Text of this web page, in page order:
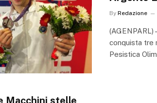
Macchini stelle
By Redazione
(AGENPARL)
conquista tre
Pesistica